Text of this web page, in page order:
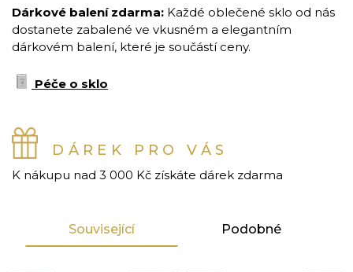
Dárkové balení zdarma: Každé oblečené sklo od nás
dostanete zabalené ve vkusném a elegantním
dárkovém balení, které je součástí ceny.
Péče o sklo
DÁREK PRO VÁS
K nákupu nad 3 000 Kč získáte dárek zdarma
Související Podobné